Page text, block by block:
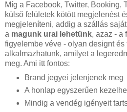
Míg a Facebook, Twitter, Booking,
külső felületek kötött megjelenést
megjeleníteni, addig a szállás
a magunk urai lehetünk, azaz - a
figyelembe véve - olyan designt és
alkalmazhatunk, amilyet a
meg. Ami itt fontos:
Brand jegyei jelenjenek meg
A honlap egyszerűen
Mindig a vendég igényeit